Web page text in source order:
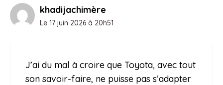
khadijachimère
Le 17 juin 2026 à 20h51
J’ai du mal à croire que Toyota, avec tout
son savoir-faire, ne puisse pas s’adapter